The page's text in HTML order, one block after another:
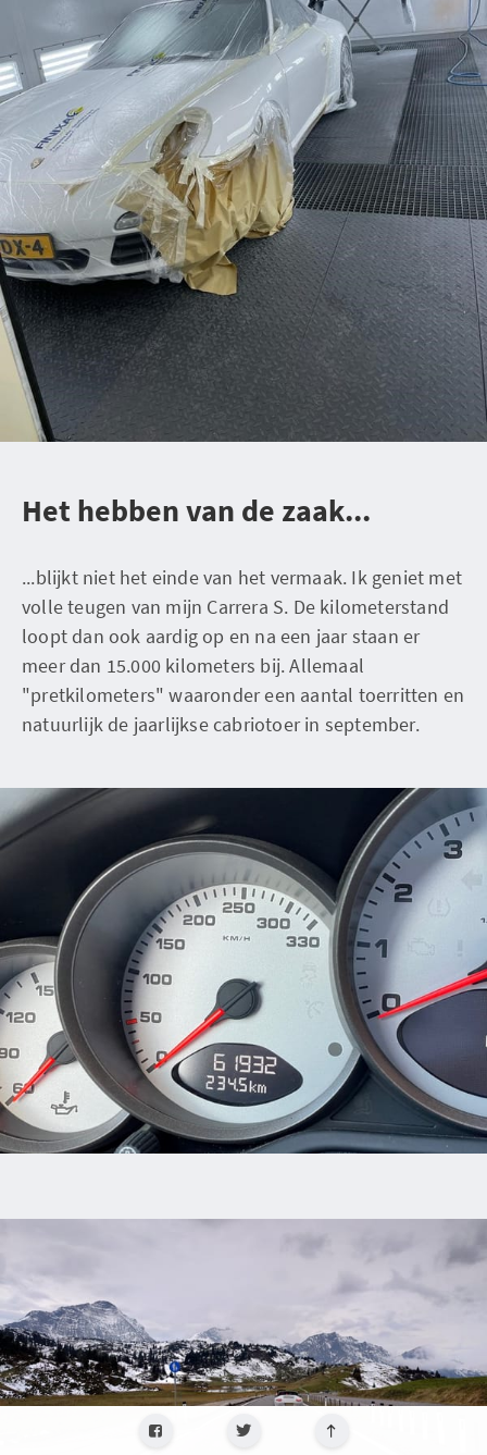
Het hebben van de zaak...
...blijkt niet het einde van het vermaak. Ik geniet met
volle teugen van mijn Carrera S. De kilometerstand
loopt dan ook aardig op en na een jaar staan er
meer dan 15.000 kilometers bij. Allemaal
"pretkilometers" waaronder een aantal toerritten en
natuurlijk de jaarlijkse cabriotoer in september.